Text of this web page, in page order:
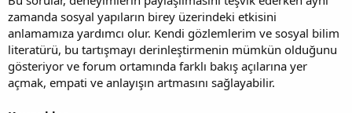
zamanda sosyal yapıların birey üzerindeki etkisini
anlamamıza yardımcı olur. Kendi gözlemlerim ve sosyal bilim
literatürü, bu tartışmayı derinleştirmenin mümkün olduğunu
gösteriyor ve forum ortamında farklı bakış açılarına yer
açmak, empati ve anlayışın artmasını sağlayabilir.